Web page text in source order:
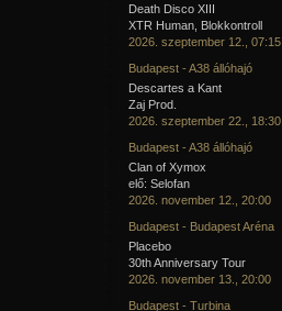
Death Disco XIII
XTR Human, Blokkontroll
2026. szeptember 12., 07:15
Budapest - A38 állóhajó
Descartes a Kant
Zaj Prod.
2026. szeptember 22., 18:30
Budapest - A38 állóhajó
Clan of Xymox
elő: Selofan
2026. november 12., 20:00
Budapest - Budapest Aréna
Placebo
30th Anniversary Tour
2026. november 13., 20:00
Budapest - Turbina